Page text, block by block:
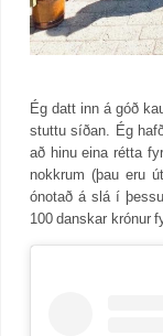
Ég datt inn á góð
stuttu síðan. Ég
að hinu eina rétta
nokkrum (þau eru
ónotað á slá í
100 danskar krónur